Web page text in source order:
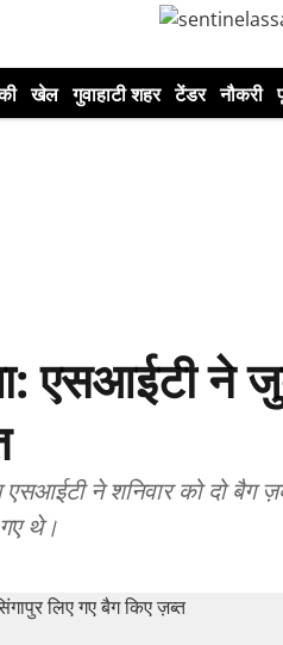
खेल गुवाहाटी शहर टेंडर नौकरी
एसआईटी ने
एसआईटी ने शनिवार को दो बैग
थे।